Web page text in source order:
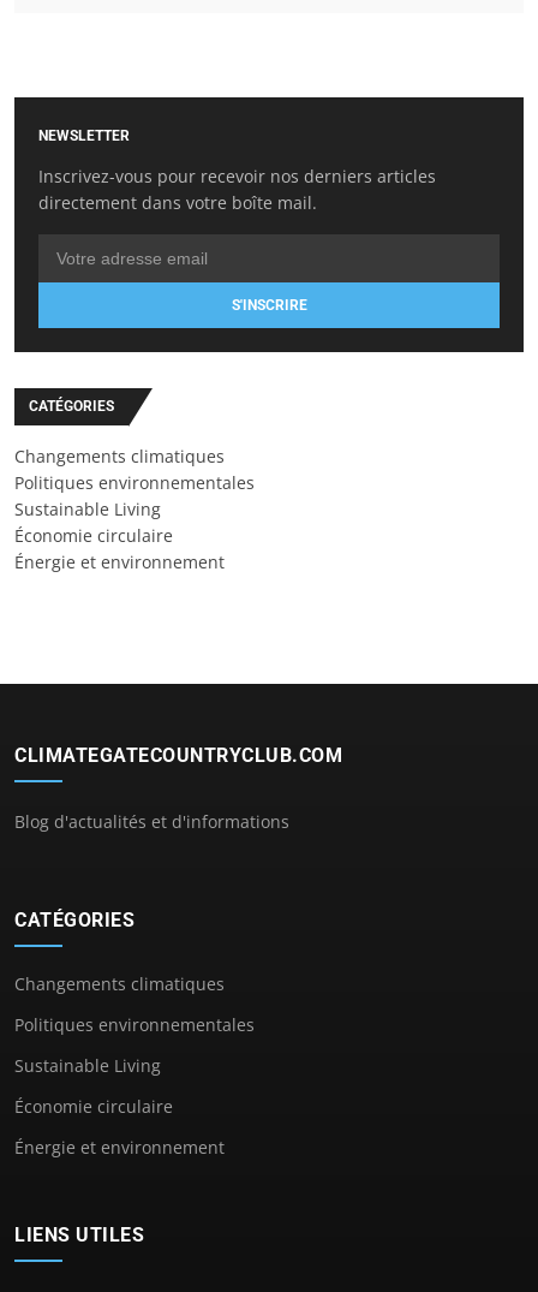
NEWSLETTER
Inscrivez-vous pour recevoir nos derniers articles
directement dans votre boîte mail.
S'INSCRIRE
CATÉGORIES
Changements climatiques
Politiques environnementales
Sustainable Living
Économie circulaire
Énergie et environnement
CLIMATEGATECOUNTRYCLUB.COM
Blog d'actualités et d'informations
CATÉGORIES
Changements climatiques
Politiques environnementales
Sustainable Living
Économie circulaire
Énergie et environnement
LIENS UTILES